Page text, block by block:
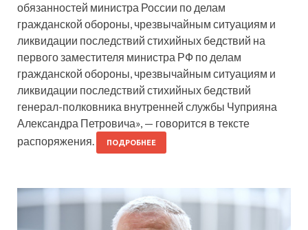
обязанностей министра России по делам
гражданской обороны, чрезвычайным ситуациям и
ликвидации последствий стихийных бедствий на
первого заместителя министра РФ по делам
гражданской обороны, чрезвычайным ситуациям и
ликвидации последствий стихийных бедствий
генерал-полковника внутренней службы Чуприяна
Александра Петровича», — говорится в тексте
распоряжения.
ПОДРОБНЕЕ